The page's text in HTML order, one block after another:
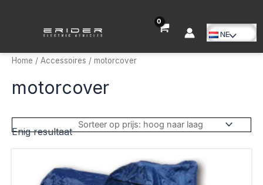
NEMenu
Home / Accessoires / motorcover
motorcover
Enig resultaat